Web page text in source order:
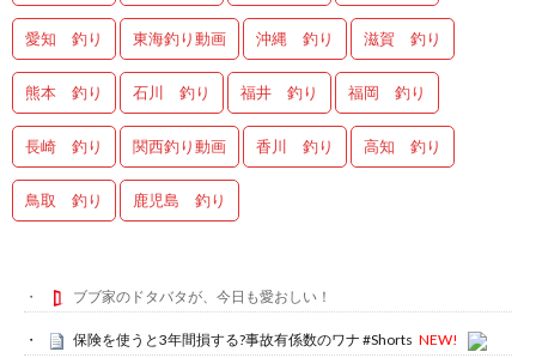
愛知 釣り 東海釣り動画 沖縄 釣り 滋賀 釣り
熊本 釣り 石川 釣り 福井 釣り 福岡 釣り
長崎 釣り 関西釣り動画 香川 釣り 高知 釣り
鳥取 釣り 鹿児島 釣り
ブブ家のドタバタが、今日も愛おしい！
保険を使うと3年間損する?事故有係数のワナ #Shorts NEW!